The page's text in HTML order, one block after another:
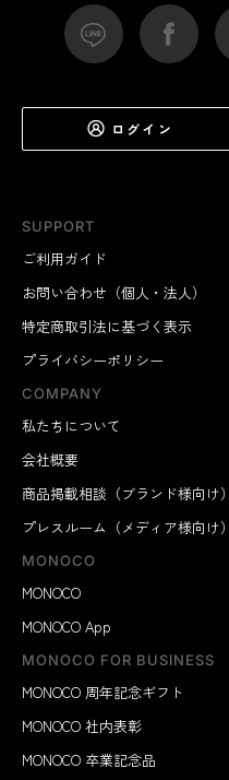
SUPPORT
ご利用ガイド
お問い合わせ（個人・法人）
特定商取引法に基づく表示
プライバシーポリシー
COMPANY
私たちについて
会社概要
商品掲載相談（ブランド様向け）
プレスルーム（メディア様向け）
MONOCO
MONOCO
MONOCO App
MONOCO FOR BUSINESS
MONOCO 周年記念ギフト
MONOCO 社内表彰
MONOCO 卒業記念品
ログイン